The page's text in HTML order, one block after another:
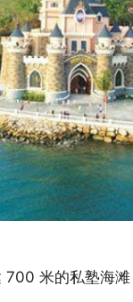
米的私塾海